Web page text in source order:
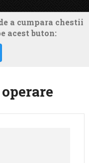
a cumpara chestii
acest buton: